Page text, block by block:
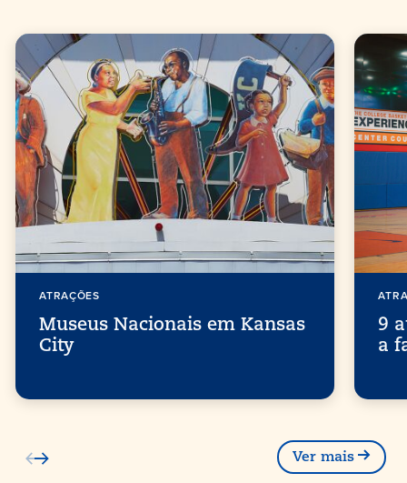
ATRAÇÕES
Museus Nacionais em Kansas
City
9
a
Ver mais